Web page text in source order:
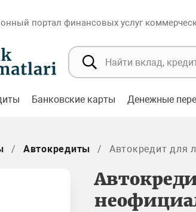
портал финансовых услуг
Банковские карты Денежные
Автокредиты Автокредит для